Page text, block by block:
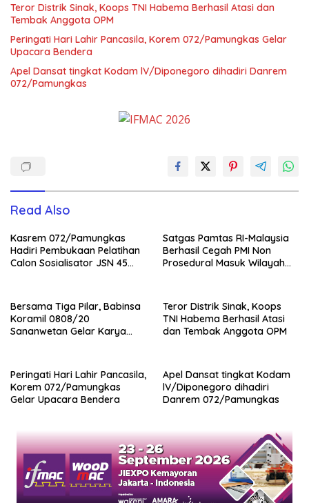
Teror Distrik Sinak, Koops TNI Habema Berhasil Atasi dan
Tembak Anggota OPM
Peringati Hari Lahir Pancasila, Korem 072/Pamungkas Gelar
Upacara Bendera
Apel Dansat tingkat Kodam lV/Diponegoro dihadiri Danrem
072/Pamungkas
Read Also
Kasrem 072/Pamungkas
Hadiri Pembukaan Pelatihan
Calon Sosialisator JSN 45
Satgas Pamtas RI-Malaysia
Berhasil Cegah PMI Non
Prosedural Masuk Wilayah
Bersama Tiga Pilar, Babinsa
Koramil 0808/20
Sananwetan Gelar Karya
Teror Distrik Sinak, Koops
TNI Habema Berhasil Atasi
dan Tembak Anggota OPM
Peringati Hari Lahir Pancasila,
Korem 072/Pamungkas
Gelar Upacara Bendera
Apel Dansat tingkat Kodam
lV/Diponegoro dihadiri
Danrem 072/Pamungkas